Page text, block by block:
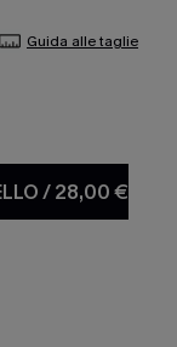
Guida alle taglie
/28,00 €